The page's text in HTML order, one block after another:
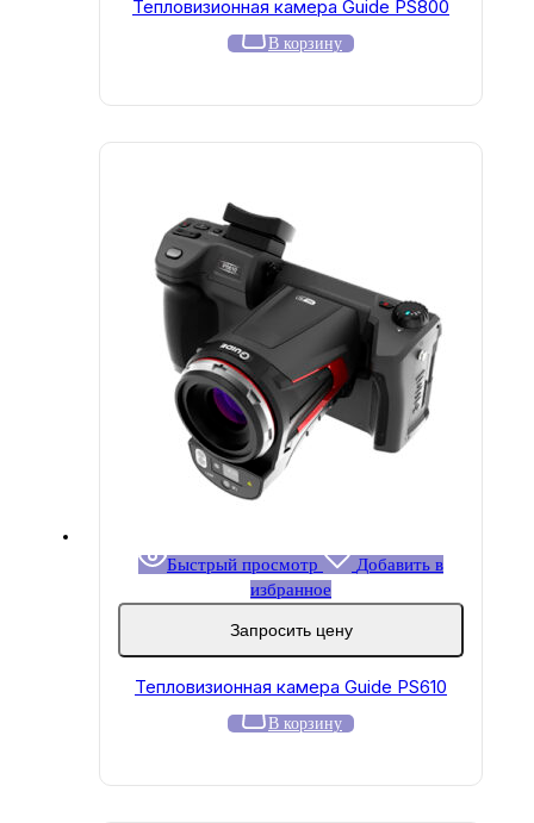
Тепловизионная камера Guide PS800
В корзину
Быстрый просмотр
Добавить в
избранное
Запросить цену
Тепловизионная камера Guide PS610
В корзину